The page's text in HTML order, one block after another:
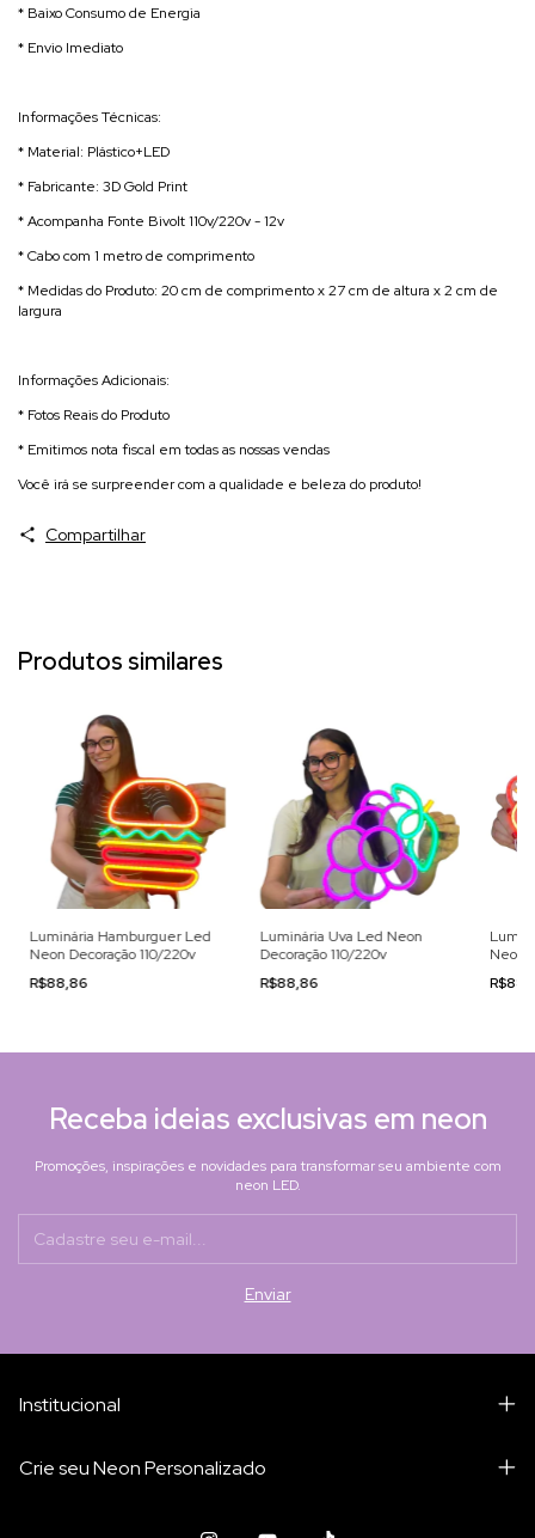
* Baixo Consumo de Energia
* Envio Imediato
Informações Técnicas:
* Material: Plástico+LED
* Fabricante: 3D Gold Print
* Acompanha Fonte Bivolt 110v/220v - 12v
* Cabo com 1 metro de comprimento
* Medidas do Produto: 20 cm de comprimento x 27 cm de altura x 2 cm de
largura
Informações Adicionais:
* Fotos Reais do Produto
* Emitimos nota fiscal em todas as nossas vendas
Você irá se surpreender com a qualidade e beleza do produto!
Compartilhar
Produtos similares
Luminária Hamburguer Led
Neon Decoração 110/220v
R$88,86
Luminária Uva Led Neon
Decoração 110/220v
R$88,86
Neon
Receba ideias exclusivas em neon
Promoções, inspirações e novidades para transformar seu ambiente com
neon LED.
Institucional
Crie seu Neon Personalizado